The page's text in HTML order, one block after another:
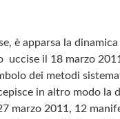
è apparsa la
il 18 marzo 2011
dei metodi
in altro modo
marzo 2011, 12